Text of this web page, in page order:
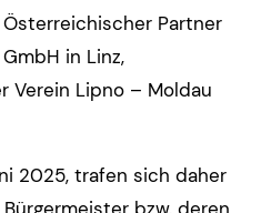
Partner
in Linz,
Verein Lipno – Moldau
2025, trafen sich daher